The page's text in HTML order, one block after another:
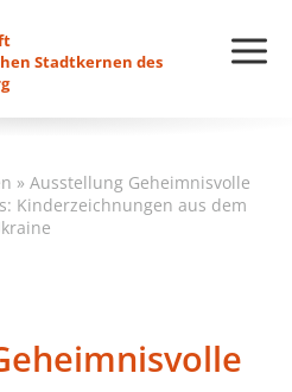
Stadtkernen des
»Ausstellung Geheimnisvolle
Kinderzeichnungen aus dem